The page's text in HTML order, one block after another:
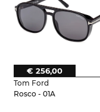
Tom Ford
Rosco - 01A
€ 256,00